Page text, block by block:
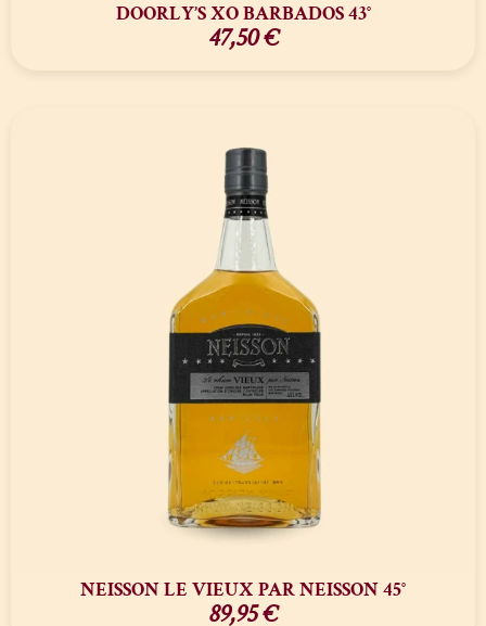
DOORLY’S XO BARBADOS 43°
47,50€
NEISSON LE VIEUX PAR NEISSON 45°
89,95€